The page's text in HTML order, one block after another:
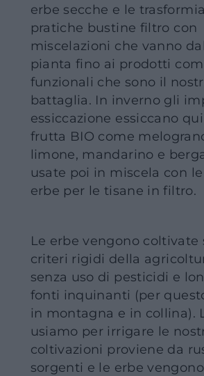
erbe secche e le
pratiche bustine filtro con
miscelazioni che vanno
pianta fino ai prodotti
funzionali che sono il
battaglia. In inverno gli
essiccazione essiccano
frutta BIO come
limone, mandarino e
usate poi in miscela con
erbe per le tisane in filtro.
Le erbe vengono coltivate
criteri rigidi della
senza uso di pesticidi e
fonti inquinanti (per
in montagna e in collina).
usiamo per irrigare le
coltivazioni proviene da
sorgenti e le erbe